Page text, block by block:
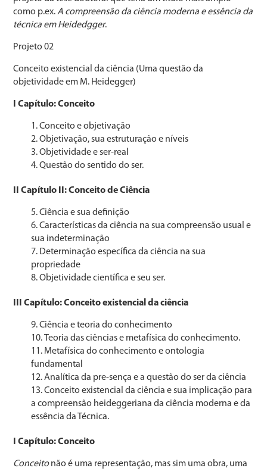
como p.ex.A compreensão da ciência moderna e essência da
técnica em Heidedgger.
Projeto 02
Conceito existencial da ciência (Uma questão da
objetividade em M. Heidegger)
I Capítulo: Conceito
Conceito e objetivação
Objetivação, sua estruturação e níveis
Objetividade e ser-real
Questão do sentido do ser.
II Capítulo II: Conceito de Ciência
Ciência e sua definição
Características da ciência na sua compreensão usual e
sua indeterminação
Determinação específica da ciência na sua
propriedade
Objetividade científica e seu ser.
III Capítulo: Conceito existencial da ciência
Ciência e teoria do conhecimento
Teoria das ciências e metafísica do conhecimento.
Metafísica do conhecimento e ontologia
fundamental
Analítica da pre-sença e a questão do ser da ciência
Conceito existencial da ciência e sua implicação para
a compreensão heideggeriana da ciência moderna e da
essência da Técnica.
I Capítulo: Conceito
Conceitonão é uma representação, mas sim uma obra, uma